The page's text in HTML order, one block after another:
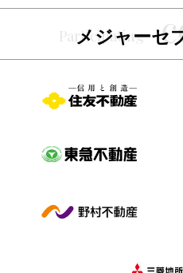
メジャーセ